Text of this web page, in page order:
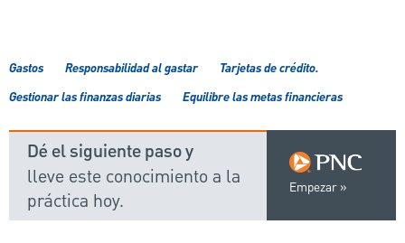
Gastos Responsabilidad al gastar
Tarjetas de crédito.
Gestionar las finanzas diarias
Equilibre las metas financieras
Empezar
Dé el siguiente paso y
lleve este conocimiento a la
práctica hoy.